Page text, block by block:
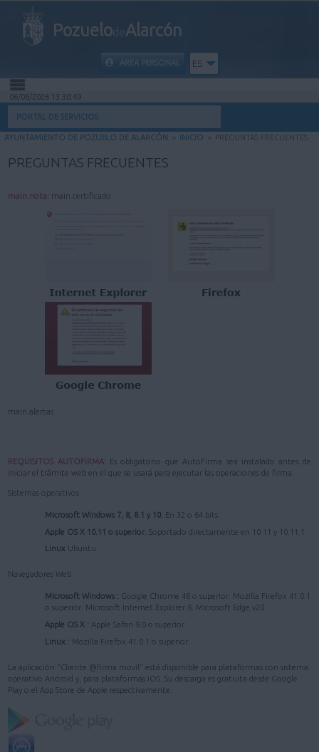
PozuelodeAlarcón
ÁREA PERSONAL ES
INICIO
INFORMACIÓN MUNICIPAL
06/08/2026 13:30:50
PORTAL DE SERVICIOS
AYUNTAMIENTO DE POZUELO DE ALARCÓN > INICIO > PREGUNTAS FRECUENTES
PREGUNTAS FRECUENTES
main.nota: main.certificado
main.alertas
REQUISITOS AUTOFIRMA: Es obligatorio que AutoFirma sea instalado antes de
iniciar el trámite web en el que se usará para ejecutar las operaciones de firma.
Sistemas operativos
Microsoft Windows 7, 8, 8.1 y 10. En 32 o 64 bits.
Apple OS X 10.11 o superior. Soportado directamente en 10.11 y 10.11.1.
Linux Ubuntu
Navegadores Web
Microsoft Windows : Google Chrome 46 o superior. Mozilla Firefox 41.0.1
o superior. Microsoft Internet Explorer 8. Microsoft Edge v20
Apple OS X : Apple Safari 9.0 o superior.
Linux : Mozilla Firefox 41.0.1 o superior.
La aplicación "Cliente @firma movil" está disponible para plataformas con sistema
operativo Android y, para plataformas iOS. Su descarga es gratuita desde Google
Play o el App Store de Apple respectivamente.